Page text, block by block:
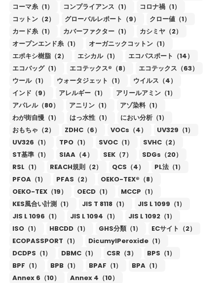
コーマ糸（1）
コンプライアンス（1）
コロナ禍（1）
コットン（2）
グローバルレポート（9）
クロー値（1）
カード糸（1）
カバーファクター（1）
カシミヤ（2）
オープンエンド糸（1）
オーガニックコットン（1）
エポキシ樹脂（2）
エシカル（1）
エコパスポート（14）
エコバッグ（1）
エコテックス®（8）
エコテックス（63）
ウール（1）
ウォータジェット（1）
ウイルス（4）
インド（9）
アレルギー（1）
アリールアミン（1）
アパレル（80）
アニリン（1）
アゾ染料（1）
わが街自慢（1）
はっ水性（1）
におい分析（1）
おもちゃ（2）
ZDHC（6） VOCs（4）
UV329（1）
UV326（1）
TPO（1） SVOC（1）
SVHC（2）
ST基準（1）
SIAA（4） SEK（7）
SDGs（20）
RSL（1）
REACH規則（2） QCS（4）
PL法（1）
PFOA（1）
PFAS（2）
OEKO-TEX®（8）
OEKO-TEX（19）
OECD（1）
MCCP（1）
KES風合い計測（1）
JIS T 8118（1）
JIS L 1099（1）
JIS L 1096（1）
JIS L 1094（1）
JIS L 1092（1）
ISO（1）
HBCDD（1） GHS分類（1）
ECサイト（2）
ECOPASSPORT（1）
DicumylPeroxide（1）
DCDPS（1）
DBMC（1） CSR（3）
BPS（1）
BPF（1）
BPB（1） BPAF（1）
BPA（1）
Annex 6（10）
Annex 4（10）